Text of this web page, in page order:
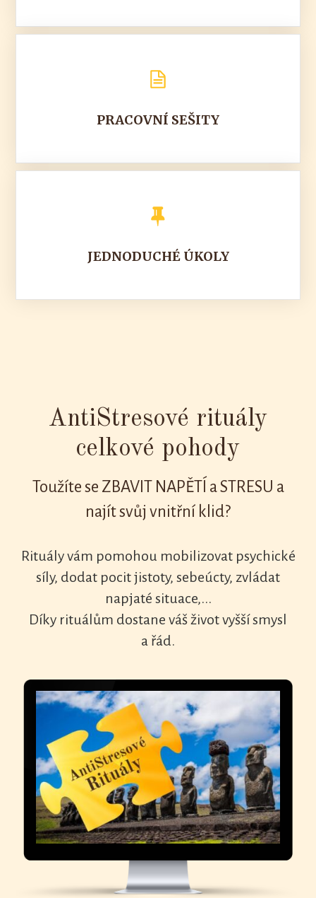
PRACOVNÍ SEŠITY
JEDNODUCHÉ ÚKOLY
AntiStresové rituály
celkové pohody
Toužíte se ZBAVIT NAPĚTÍ a STRESU a
najít svůj vnitřní klid?
Rituály vám pomohou mobilizovat psychické
síly, dodat pocit jistoty, sebeúcty, zvládat
napjaté situace,...
Díky rituálům dostane váš život vyšší smysl
a řád.